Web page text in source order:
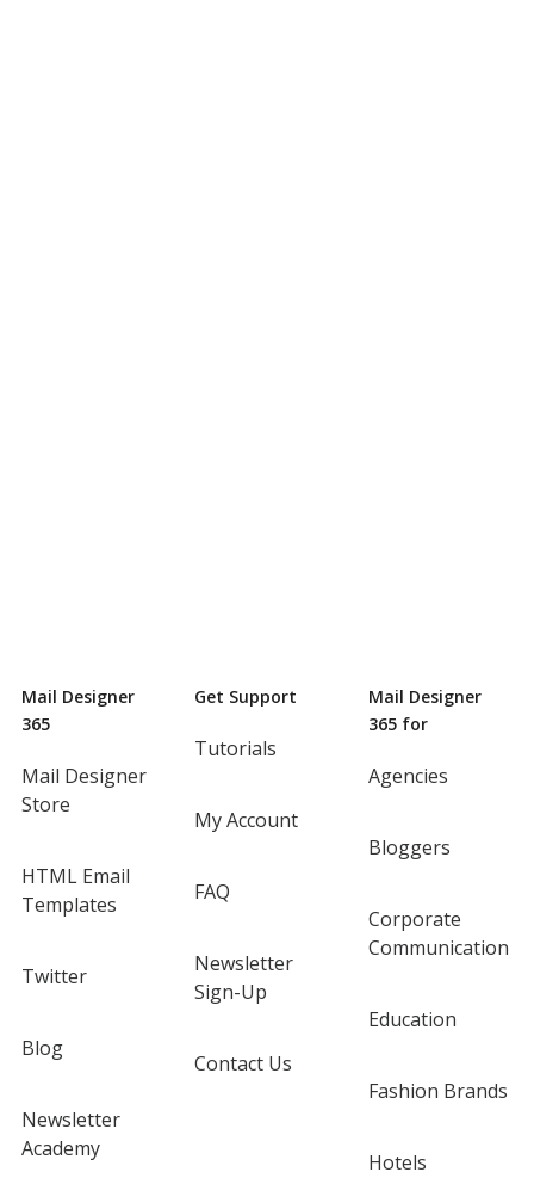
Mail Designer
365
Mail Designer
Store
HTML Email
Templates
Twitter
Blog
Newsletter
Academy
Get Support
Tutorials
My Account
FAQ
Newsletter
Sign-Up
Contact Us
Mail Designer
365 for
Agencies
Bloggers
Corporate
Communication
Education
Fashion Brands
Hotels